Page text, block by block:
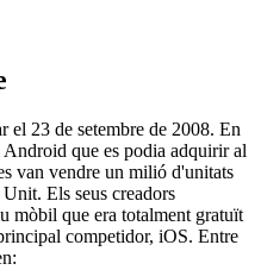
el 23 de setembre de 2008. En
que es podia adquirir al
van vendre un milió d'unitats
Els seus creadors
mòbil que era totalment gratuït
competidor, iOS. Entre